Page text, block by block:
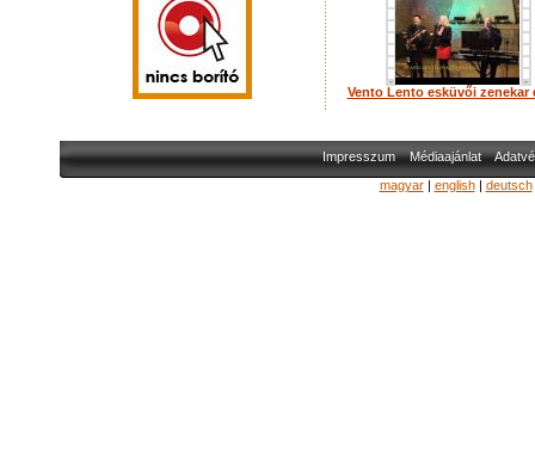
Vento Lento esküvői zenekar
Impresszum Médiaajánlat
magyar| english| deutsch